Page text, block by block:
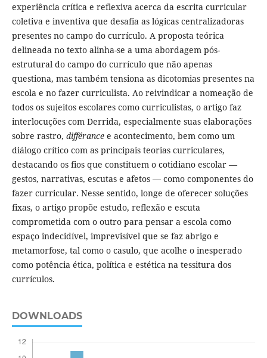
experiência crítica e reflexiva acerca da escrita curricular
coletiva e inventiva que desafia as lógicas centralizadoras
presentes no campo do currículo. A proposta teórica
delineada no texto alinha-se a uma abordagem pós-
estrutural do campo do currículo que não apenas
questiona, mas também tensiona as dicotomias presentes na
escola e no fazer curriculista. Ao reivindicar a nomeação de
todos os sujeitos escolares como curriculistas, o artigo faz
interlocuções com Derrida, especialmente suas elaborações
sobre rastro, différancee acontecimento, bem como um
diálogo crítico com as principais teorias curriculares,
destacando os fios que constituem o cotidiano escolar —
gestos, narrativas, escutas e afetos — como componentes do
fazer curricular. Nesse sentido, longe de oferecer soluções
fixas, o artigo propõe estudo, reflexão e escuta
comprometida com o outro para pensar a escola como
espaço indecidível, imprevisível que se faz abrigo e
metamorfose, tal como o casulo, que acolhe o inesperado
como potência ética, política e estética na tessitura dos
currículos.
DOWNLOADS